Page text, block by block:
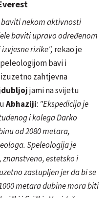
baviti nekom aktivnosti
baviti upravo određenom
rizike", rekao je
bavi i
zahtjevna
jami na svijetu
Abhaziji: "Ekspedicija je
i kolega Darko
od 2080 metara,
Speleologija je
estetsko i
zastupljen jer da bi se
metara dubine mora biti